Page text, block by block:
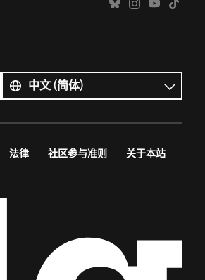
有
语
言
语
言
法律 社区参与准则 关于本站